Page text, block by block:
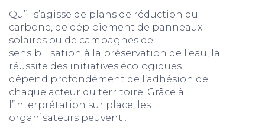
Qu’il s’agisse de plans de réduction du
carbone, de déploiement de panneaux
solaires ou de campagnes de
sensibilisation à la préservation de l’eau, la
réussite des initiatives écologiques
dépend profondément de l’adhésion de
chaque acteur du territoire. Grâce à
l’interprétation sur place, les
organisateurs peuvent :